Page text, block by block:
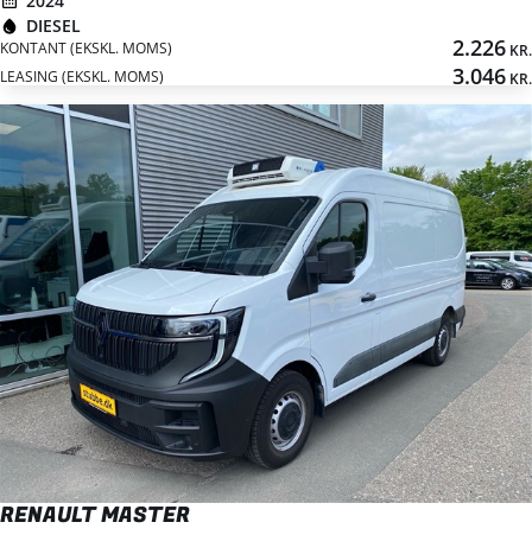
DIESEL
KONTANT (EKSKL. MOMS) 2.226 KR.
LEASING (EKSKL. MOMS)
3.046 KR.
RENAULT MASTER